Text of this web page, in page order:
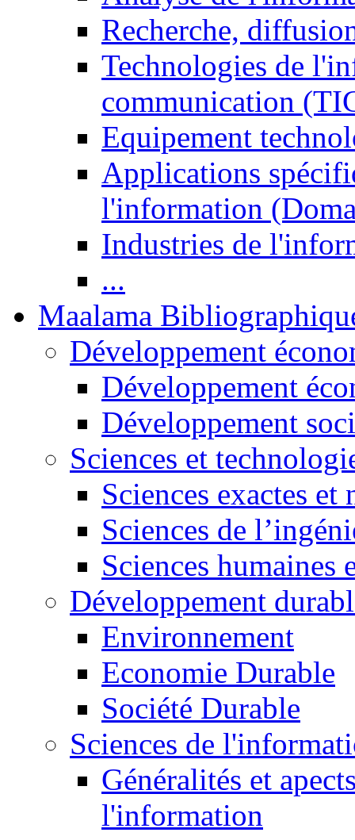
Recherche,
Technologies de
communication
Equipement
Applications
l'information
Industries de
...
Maalama
Développement
Développement
Développement
Sciences et
Sciences exactes et
Sciences de
Sciences humaines
Développement
Environnement
Economie Durable
Société Durable
Sciences de
Généralités et
l'information